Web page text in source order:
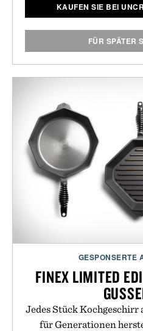
KAUFEN SIE BEI
FÜR SPÄTER
GESPONSERTE
FINEX LIMITED
Jedes Stück Kochgeschirr
für Generationen